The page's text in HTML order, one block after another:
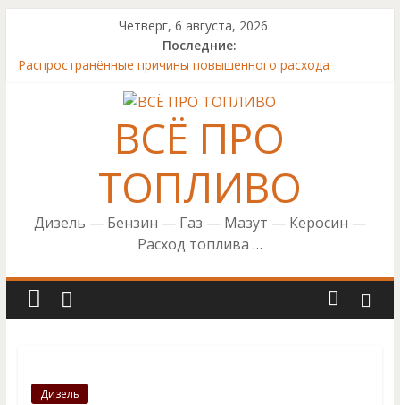
content
Четверг, 6 августа, 2026
Последние:
Распространённые причины повышенного расхода
Комплексная чистка для топливной системы бензинового,
дизельного двигателей — инструкция
Датчик уровня топлива. Контроль расхода топлива в
Контроль уровня топлива, и его расход. Правильный
Чистка топливной системы дизеля
ВСЁ ПРО
ТОПЛИВО
Дизель — Бензин — Газ — Мазут — Керосин —
Расход топлива …
Дизель